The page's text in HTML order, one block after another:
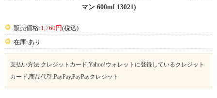
マン 600ml 13021)
販売価格:1,760円(税込)
在庫:あり
支払い方法:クレジットカード,Yahoo!ウォレットに登録しているクレジット
カード,商品代引,PayPay,PayPayクレジット